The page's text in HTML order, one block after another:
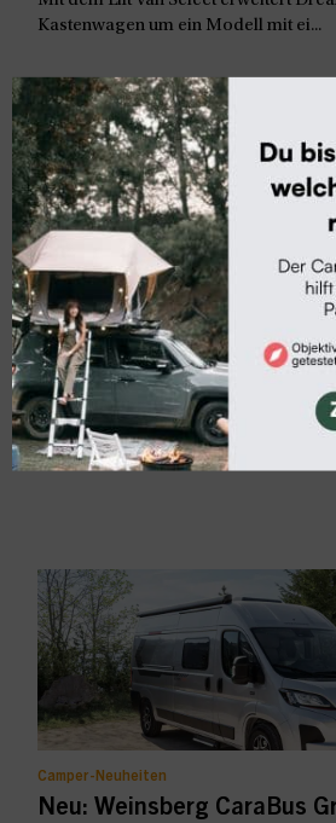
Kastenwagen um ein Modell mit ei...
Ausflugstipps & Kurztrips
Hvidbjerg Strand Feriepark
Am schönsten Strand Dänemarks
Feriepark. Hier treffen Wellen,...
Camper-Neuheiten
Neu: Weinsberg CaraBus